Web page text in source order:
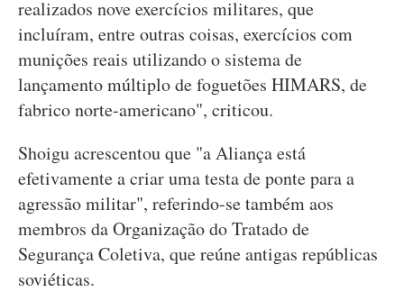
realizados nove exercícios militares, que
incluíram, entre outras coisas, exercícios com
munições reais utilizando o sistema de
lançamento múltiplo de foguetões HIMARS, de
fabrico norte-americano", criticou.
Shoigu acrescentou que "a Aliança está
efetivamente a criar uma testa de ponte para a
agressão militar", referindo-se também aos
membros da Organização do Tratado de
Segurança Coletiva, que reúne antigas repúblicas
soviéticas.